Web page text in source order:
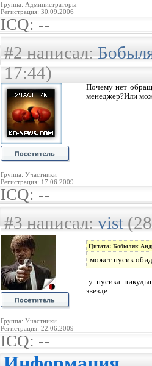
Группа: Администраторы
Регистрация: 30.09.2006
ICQ: --
#2 написал:
17:44)
Группа: Участники
Регистрация: 17.06.2009
Почему нет
менеджер?Или
ICQ: --
#3 написал:vist
Группа: Участники
Регистрация: 22.06.2009
Цитата: Бобыляк
может пусик
-у пусика
звезде
ICQ: --